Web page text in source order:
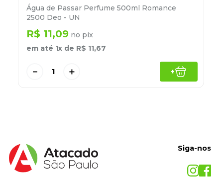
Água de Passar Perfume 500ml Romance
2500 Deo - UN
R$ 11,09 no pix
em até 1x de R$ 11,67
＋
－ +
Siga-nos